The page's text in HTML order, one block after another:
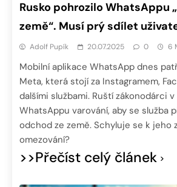
Rusko pohrozilo WhatsAppu
země“. Musí prý sdílet
Adolf Pupík 20.07.2025 0 6
Mobilní aplikace WhatsApp dnes
Meta, která stojí za Instagramem,
dalšími službami. Ruští zákonodárci
WhatsAppu varování, aby se služba
odchod ze země. Schyluje se k jeho
omezování?
>>Přečíst celý článek